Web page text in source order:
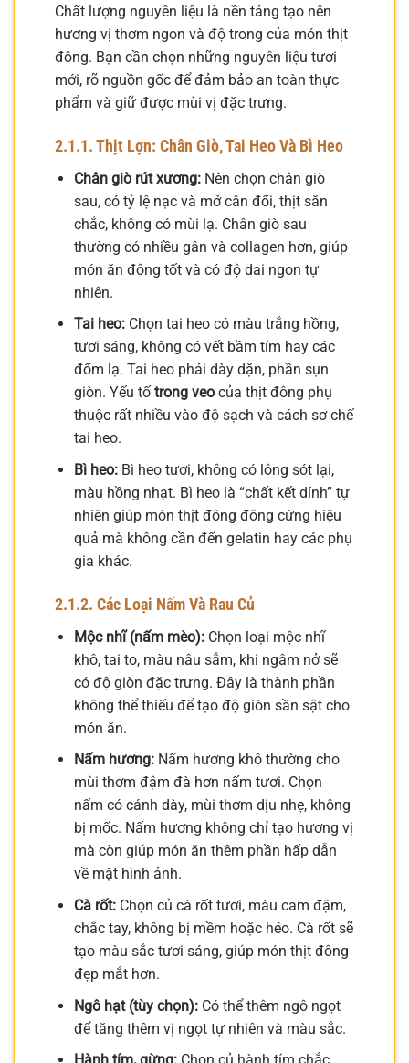
Chất lượng nguyên liệu là nền tảng tạo nên
hương vị thơm ngon và độ trong của món thịt
đông. Bạn cần chọn những nguyên liệu tươi
mới, rõ nguồn gốc để đảm bảo an toàn thực
phẩm và giữ được mùi vị đặc trưng.
2.1.1. Thịt Lợn: Chân Giò, Tai Heo Và Bì Heo
Chân giò rút xương:Nên chọn chân giò
sau, có tỷ lệ nạc và mỡ cân đối, thịt săn
chắc, không có mùi lạ. Chân giò sau
thường có nhiều gân và collagen hơn, giúp
món ăn đông tốt và có độ dai ngon tự
nhiên.
Tai heo:Chọn tai heo có màu trắng hồng,
tươi sáng, không có vết bầm tím hay các
đốm lạ. Tai heo phải dày dặn, phần sụn
giòn. Yếu tố trong veocủa thịt đông phụ
thuộc rất nhiều vào độ sạch và cách sơ chế
tai heo.
Bì heo:Bì heo tươi, không có lông sót lại,
màu hồng nhạt. Bì heo là “chất kết dính” tự
nhiên giúp món thịt đông đông cứng hiệu
quả mà không cần đến gelatin hay các phụ
gia khác.
2.1.2. Các Loại Nấm Và Rau Củ
Mộc nhĩ (nấm mèo):Chọn loại mộc nhĩ
khô, tai to, màu nâu sẫm, khi ngâm nở sẽ
có độ giòn đặc trưng. Đây là thành phần
không thể thiếu để tạo độ giòn sần sật cho
món ăn.
Nấm hương:Nấm hương khô thường cho
mùi thơm đậm đà hơn nấm tươi. Chọn
nấm có cánh dày, mùi thơm dịu nhẹ, không
bị mốc. Nấm hương không chỉ tạo hương vị
mà còn giúp món ăn thêm phần hấp dẫn
về mặt hình ảnh.
Cà rốt:Chọn củ cà rốt tươi, màu cam đậm,
chắc tay, không bị mềm hoặc héo. Cà rốt sẽ
tạo màu sắc tươi sáng, giúp món thịt đông
đẹp mắt hơn.
Ngô hạt (tùy chọn):Có thể thêm ngô ngọt
để tăng thêm vị ngọt tự nhiên và màu sắc.